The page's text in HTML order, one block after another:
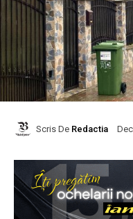
Scris De Redactia